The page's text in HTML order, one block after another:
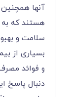
آنها
هستند که
سلامت و
بسیاری از
و فوائد
دنبال پاسخ